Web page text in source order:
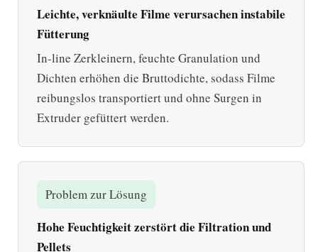
Leichte, verknäulte Filme verursachen instabile
Fütterung
In-line Zerkleinern, feuchte Granulation und
Dichten erhöhen die Bruttodichte, sodass Filme
reibungslos transportiert und ohne Surgen in
Extruder gefüttert werden.
Problem zur Lösung
Hohe Feuchtigkeit zerstört die Filtration und
Pellets